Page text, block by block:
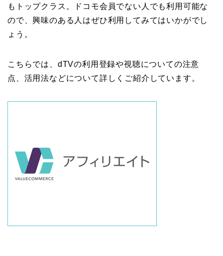
もトップクラス。ドコモ会員でない人でも利用可能な
ので、興味のある人はぜひ利用してみてはいかがでし
ょう。
こちらでは、dTVの利用登録や視聴についての注意
点、活用法などについて詳しくご紹介しています。